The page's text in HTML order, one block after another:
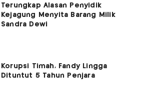
Terungkap Alasan Penyidik
Kejagung Menyita Barang Milik
Sandra Dewi
Korupsi Timah, Fandy Lingga
Dituntut 5 Tahun Penjara